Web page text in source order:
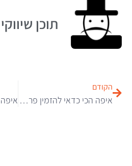
תוכן שיווקי buypost
הקודם
איפה הכי כדאי להזמין פרחים בירושלים בזול?